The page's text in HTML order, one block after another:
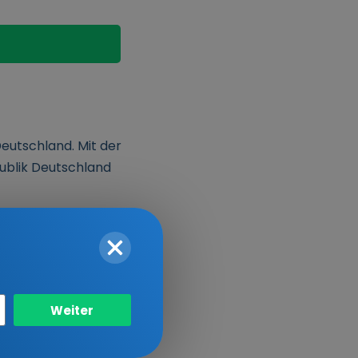
Mit der
Deutschland
Grundordnung
Weiter